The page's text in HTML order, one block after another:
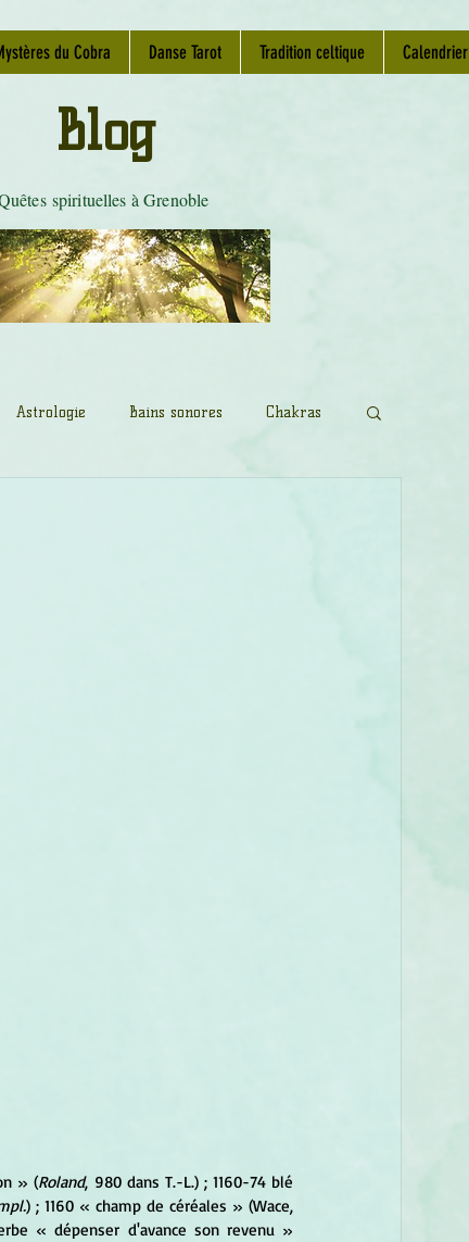
du Cobra Danse Tarot Tradition celtique Calendrier
spirituelles à Grenoble
Blog
Astrologie Bains sonores Chakras
» (Roland, 980 dans T.-L.) ; 1160-74 blé
« dépenser d'avance son revenu »